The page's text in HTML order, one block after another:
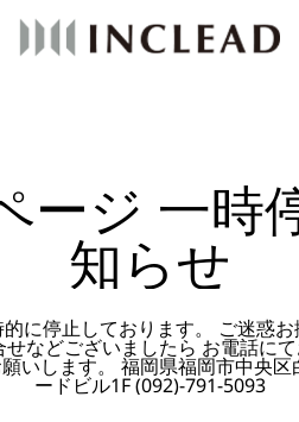
ージ 一時
知らせ
に停止しております。 ご迷惑
などございましたら お電話にて
いします。 福岡県福岡市中央区
ードビル1F (092)-791-5093